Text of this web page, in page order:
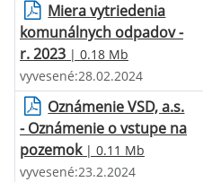
Miera vytriedenia
komunálnych odpadov -
r. 2023 | 0.18 Mb
vyvesené:28.02.2024
Oznámenie VSD, a.s.
- Oznámenie o vstupe na
pozemok| 0.11 Mb
vyvesené:23.2.2024